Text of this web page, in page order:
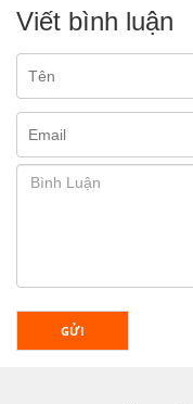
Viết bình luận
GỬI